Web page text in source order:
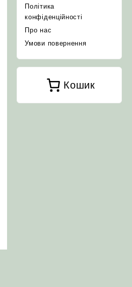
Політика
конфіденційності
Про нас
Умови повернення
Кошик